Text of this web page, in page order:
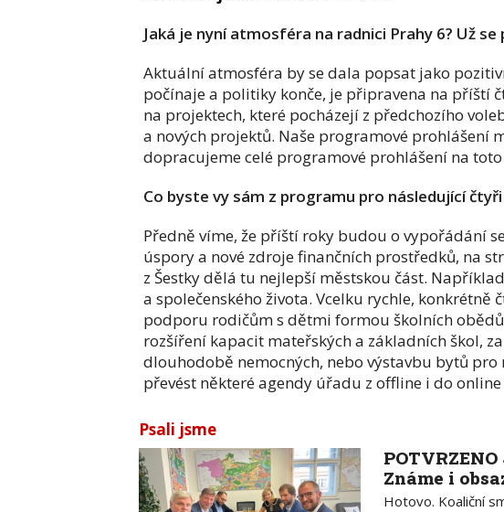
Jaká je nyní atmosféra na radnici Prahy 6? Už
Aktuální atmosféra by se dala popsat jako
počínaje a politiky konče, je připravena na příští
na projektech, které pocházejí z předchozího
a nových projektů. Naše programové prohlášení
dopracujeme celé programové prohlášení na
Co byste vy sám z programu pro následující
Předně víme, že příští roky budou o vypořádání
úspory a nové zdroje finančních prostředků, na
z Šestky dělá tu nejlepší městskou část.
a společenského života. Vcelku rychle, konkrétně
podporu rodičům s dětmi formou školních
rozšíření kapacit mateřských a základních škol,
dlouhodobě nemocných, nebo výstavbu bytů pro
převést některé agendy úřadu z offline i do
Psali jsme
Známe i
Hotovo. Koaliční